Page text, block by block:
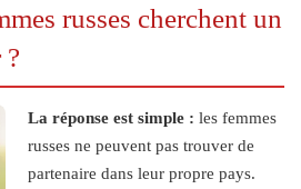
russes cherchent un
La réponse est simple : les femmes
russes ne peuvent pas trouver de
partenaire dans leur propre pays.